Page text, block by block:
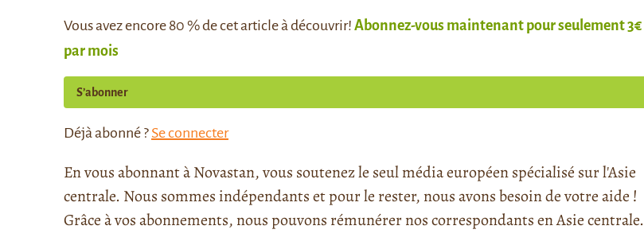
Vous avez encore 80 % de cet article à découvrir! Abonnez-vous maintenant pour seulement 3€
par mois
S’abonner
Déjà abonné ? Se connecter
En vous abonnant à Novastan, vous soutenez le seul média européen spécialisé sur l'Asie
centrale. Nous sommes indépendants et pour le rester, nous avons besoin de votre aide !
Grâce à vos abonnements, nous pouvons rémunérer nos correspondants en Asie centrale.